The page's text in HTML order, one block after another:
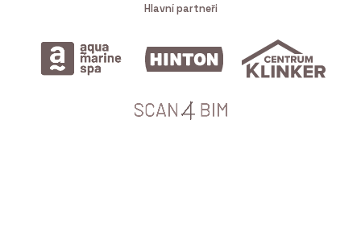
Hlavní partneři